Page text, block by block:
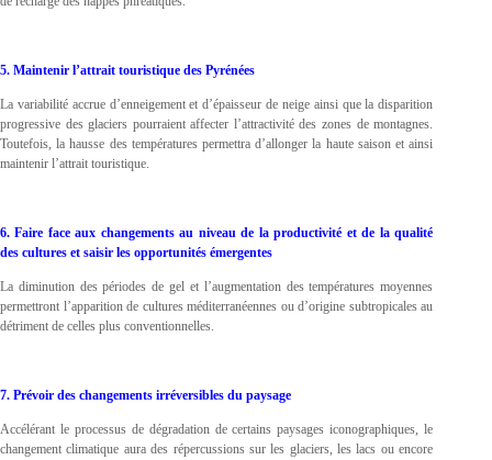
5. Maintenir l’attrait touristique des Pyrénées
La variabilité accrue d’enneigement et d’épaisseur de neige ainsi que la disparition
progressive des glaciers pourraient affecter l’attractivité des zones de montagnes.
Toutefois, la hausse des températures permettra d’allonger la haute saison et ainsi
maintenir l’attrait touristique.
6. Faire face aux changements au niveau de la productivité et de la qualité
des cultures et saisir les opportunités émergentes
La diminution des périodes de gel et l’augmentation des températures moyennes
permettront l’apparition de cultures méditerranéennes ou d’origine subtropicales au
détriment de celles plus conventionnelles.
7. Prévoir des changements irréversibles du paysage
Accélérant le processus de dégradation de certains paysages iconographiques, le
changement climatique aura des répercussions sur les glaciers, les lacs ou encore